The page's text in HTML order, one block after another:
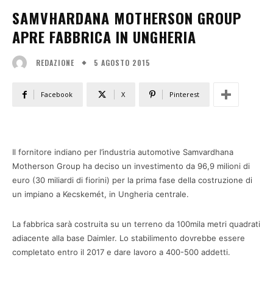
SAMVHARDANA MOTHERSON GROUP
APRE FABBRICA IN UNGHERIA
REDAZIONE 5 AGOSTO 2015
Facebook X Pinterest
Il fornitore indiano per l’industria automotive Samvardhana
Motherson Group ha deciso un investimento da 96,9 milioni di
euro (30 miliardi di fiorini) per la prima fase della costruzione di
un impiano a Kecskemét, in Ungheria centrale.
La fabbrica sarà costruita su un terreno da 100mila metri quadrati
adiacente alla base Daimler. Lo stabilimento dovrebbe essere
completato entro il 2017 e dare lavoro a 400-500 addetti.